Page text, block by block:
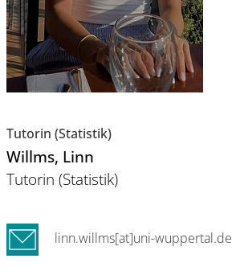
Tutorin (Statistik)
Willms, Linn
Tutorin (Statistik)
linn.willms[at]uni-wuppertal.de